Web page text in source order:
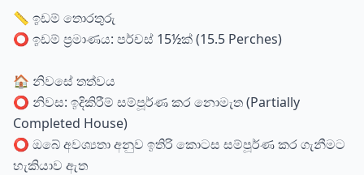
📏 ඉඩම් තොරතුරු
⭕ ඉඩම් ප්‍රමාණය: පර්චස් 15½ක් (15.5 Perches)
🏠 නිවසේ තත්වය
⭕ නිවස: ඉදිකිරීම් සම්පූර්ණ කර නොමැත (Partially
Completed House)
⭕ ඔබේ අවශ්‍යතා අනුව ඉතිරි කොටස සම්පූර්ණ කර ගැනීමට
හැකියාව ඇත